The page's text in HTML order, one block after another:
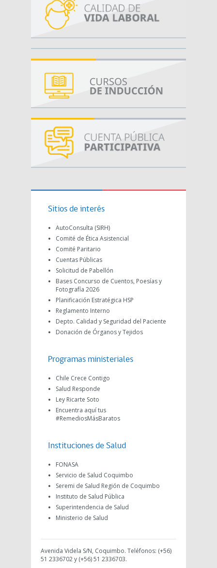
Sitios de interés
AutoConsulta (SIRH)
Comité de Ética Asistencial
Comité Paritario
Cuentas Públicas
Solicitud de Pabellón
Bases Concurso de Cuentos, Poesías y
Fotografía 2026
Planificación Estratégica HSP
Reglamento Interno
Depto. Calidad y Seguridad del Paciente
Donación de Órganos y Tejidos
Programas ministeriales
Chile Crece Contigo
Salud Responde
Ley Ricarte Soto
Encuentra aquí tus
#RemediosMásBaratos
Instituciones de Salud
FONASA
Servicio de Salud Coquimbo
Seremi de Salud Región de Coquimbo
Instituto de Salud Pública
Superintendencia de Salud
Ministerio de Salud
Avenida Videla S/N, Coquimbo. Teléfonos: (+56)
51 2336702 y (+56) 51 2336703.